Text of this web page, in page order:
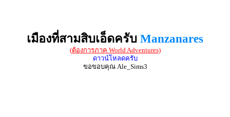
เมืองที่สามสิบเอ็ดครับ Manzanares
(ต้องการภาค World Adventures)
ดาวน์โหลดครับ
ขอขอบคุณ Ale_Sims3